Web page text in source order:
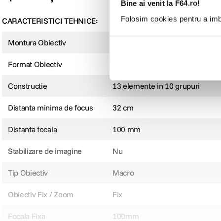
Bine ai venit la F64.ro!
Folosim cookies pentru a
marire de 1:1. Sunt primele obiective macro Tilt-Shift Laowa dotate cu o
CARACTERISTICI TEHNICE:
Montura Obiectiv
Format Obiectiv
Constructie 13 elemente in 10 grupuri
Distanta minima de focus 32 cm
Distanta focala 100 mm
Stabilizare de imagine Nu
Tip Obiectiv Macro
Obiectiv Fix / Zoom Fix
Focala Fixa 100mm